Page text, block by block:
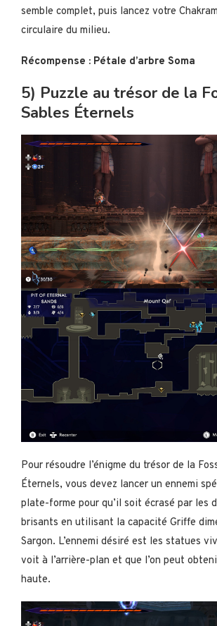
semble complet, puis lancez votre
circulaire du milieu.
Récompense : Pétale d’arbre Soma
5) Puzzle au trésor de la
Sables Éternels
Pour résoudre l’énigme du trésor de la
Éternels, vous devez lancer un ennemi
plate-forme pour qu’il soit écrasé par les
brisants en utilisant la capacité Griffe
Sargon. L’ennemi désiré est les statues
voit à l’arrière-plan et que l’on peut
haute.